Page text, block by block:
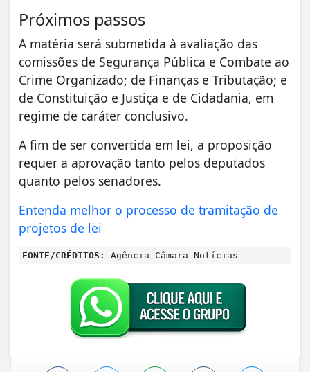
Próximos passos
A matéria será submetida à avaliação das
comissões de Segurança Pública e Combate ao
Crime Organizado; de Finanças e Tributação; e
de Constituição e Justiça e de Cidadania, em
regime de caráter conclusivo.
A fim de ser convertida em lei, a proposição
requer a aprovação tanto pelos deputados
quanto pelos senadores.
Entenda melhor o processo de tramitação de
projetos de lei
FONTE/CRÉDITOS: Agência Câmara Notícias